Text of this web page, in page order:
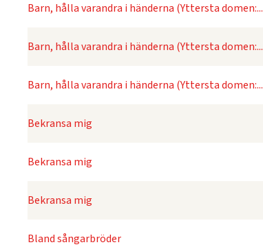
Barn, hålla varandra i händerna (Yttersta domen:...
Barn, hålla varandra i händerna (Yttersta domen:...
Barn, hålla varandra i händerna (Yttersta domen:...
Bekransa mig
Bekransa mig
Bekransa mig
Bland sångarbröder